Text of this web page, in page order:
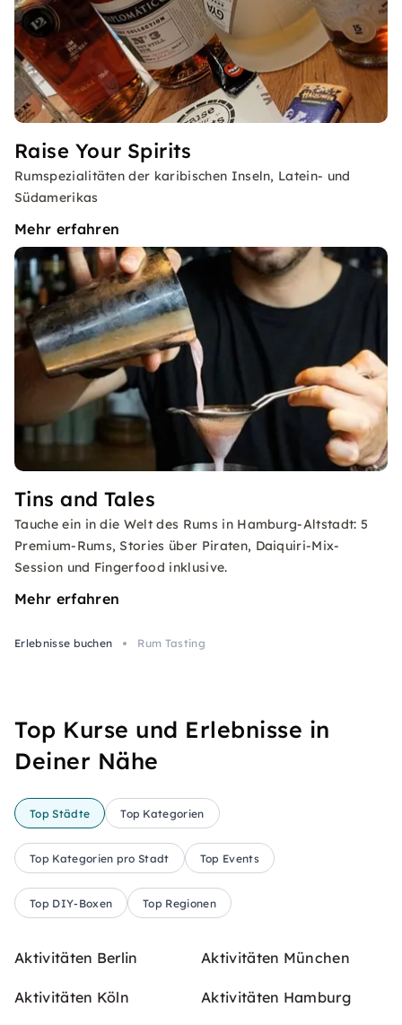
Raise Your Spirits
Rumspezialitäten der karibischen Inseln, Latein- und
Südamerikas
Mehr erfahren
Tins and Tales
Tauche ein in die Welt des Rums in Hamburg-Altstadt: 5
Premium-Rums, Stories über Piraten, Daiquiri-Mix-
Session und Fingerfood inklusive.
Mehr erfahren
Erlebnisse buchen Rum Tasting
Top Kurse und Erlebnisse in
Deiner Nähe
Top Städte Top Kategorien
Top Kategorien pro Stadt Top Events
Top DIY-Boxen Top Regionen
Aktivitäten Berlin Aktivitäten München
Aktivitäten Köln Aktivitäten Hamburg